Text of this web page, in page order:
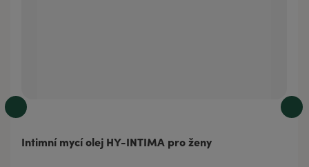
Intimní mycí olej HY-INTIMA pro ženy